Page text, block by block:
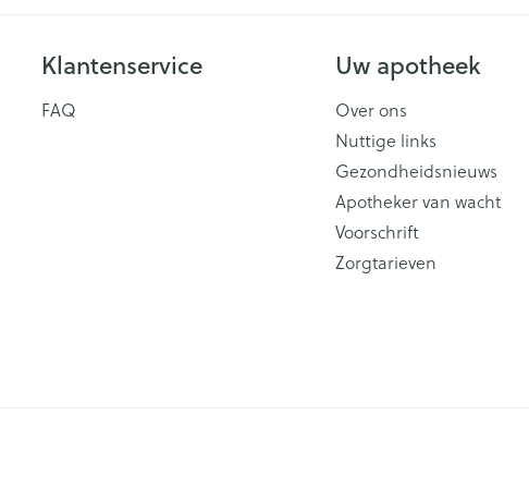
Klantenservice
FAQ
Uw apotheek
Over ons
Nuttige links
Gezondheidsnieuws
Apotheker van wacht
Voorschrift
Zorgtarieven